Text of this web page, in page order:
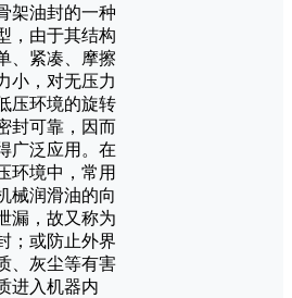
架油封的一种
，由于其结构
、紧凑、摩擦
小，对无压力
压环境的旋转
封可靠，因而
广泛应用。在
环境中，常用
械润滑油的向
漏，故又称为
；或防止外界
、灰尘等有害
进入机器内